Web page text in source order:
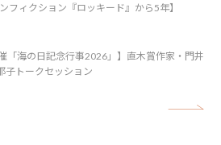
フィクション『ロッキード』から5年】
「海の日記念行事2026」】直木賞作家・門井
子トークセッション